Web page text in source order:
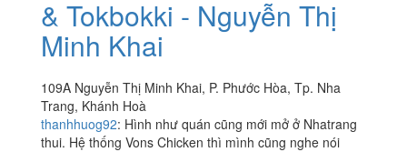
4.8 / 5 Vons Chicken - Gà Rán
& Tokbokki - Nguyễn Thị
Minh Khai